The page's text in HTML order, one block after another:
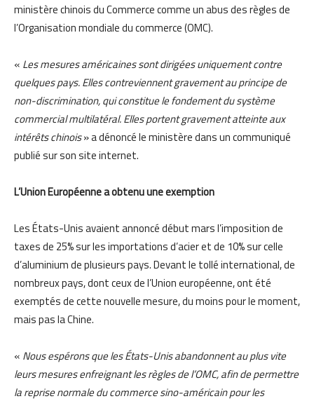
ministère chinois du Commerce comme un abus des règles de
l’Organisation mondiale du commerce (OMC).
« Les mesures américaines sont dirigées uniquement contre
quelques pays. Elles contreviennent gravement au principe de
non-discrimination, qui constitue le fondement du système
commercial multilatéral. Elles portent gravement atteinte aux
intérêts chinois» a dénoncé le ministère dans un communiqué
publié sur son site internet.
L’Union Européenne a obtenu une exemption
Les États-Unis avaient annoncé début mars l’imposition de
taxes de 25% sur les importations d’acier et de 10% sur celle
d’aluminium de plusieurs pays. Devant le tollé international, de
nombreux pays, dont ceux de l’Union européenne, ont été
exemptés de cette nouvelle mesure, du moins pour le moment,
mais pas la Chine.
« Nous espérons que les États-Unis abandonnent au plus vite
leurs mesures enfreignant les règles de l’OMC, afin de permettre
la reprise normale du commerce sino-américain pour les